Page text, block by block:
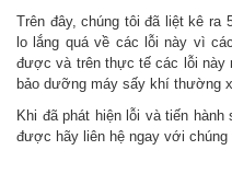
Trên đây, chúng tôi đã liệt kê ra
lo lắng quá về các lỗi này vì
được và trên thực tế các lỗi này
bảo dưỡng máy sấy khí thường
Khi đã phát hiện lỗi và tiến
được hãy liên hệ ngay với chúng